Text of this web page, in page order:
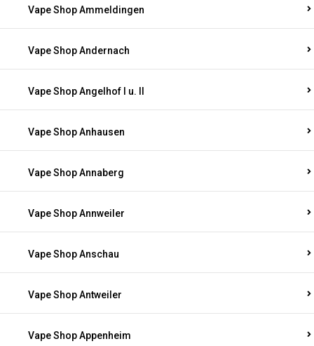
Vape Shop Ammeldingen
Vape Shop Andernach
Vape Shop Angelhof I u. II
Vape Shop Anhausen
Vape Shop Annaberg
Vape Shop Annweiler
Vape Shop Anschau
Vape Shop Antweiler
Vape Shop Appenheim